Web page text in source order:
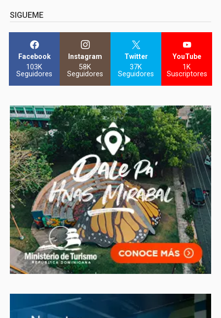
SIGUEME
Facebook
103K
Seguidores
Instagram
58K
Seguidores
Twitter
37K
Seguidores
YouTube
1K
Suscriptores